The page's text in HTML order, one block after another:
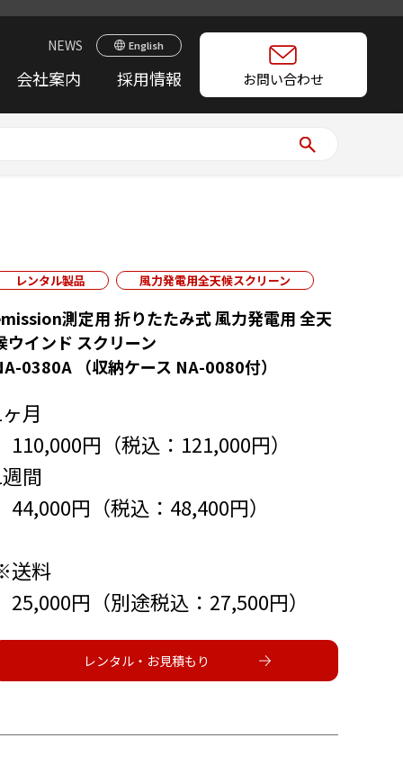
NEWS English
会社案内 採用情報 お問い合わせ
レンタル製品 風力発電用全天候スクリーン
測定用 折りたたみ式 風力発電用 全天
ウインド スクリーン
0380A （収納ケース NA-0080付）
月
円（税込：121,000円）
間
円（税込：48,400円）
料
円（別途税込：27,500円）
レンタル・お見積もり